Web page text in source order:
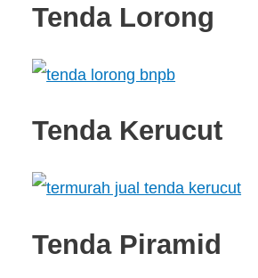
Tenda Lorong
Tenda Kerucut
Tenda Piramid